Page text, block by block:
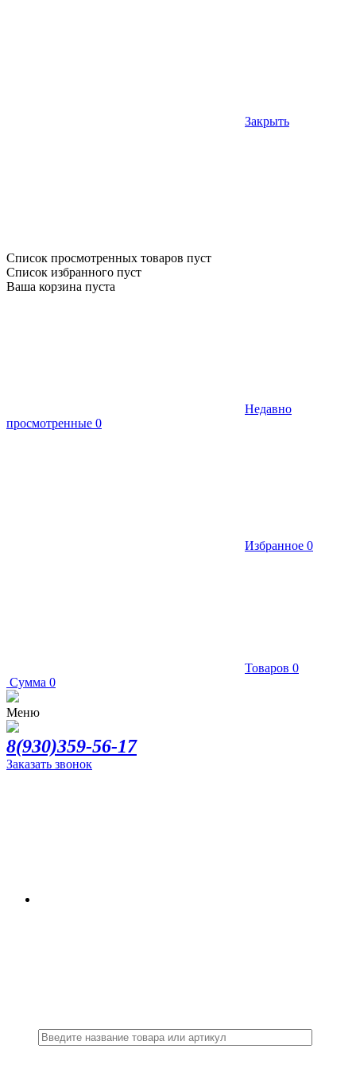
Закрыть
Список просмотренных товаров пуст
Список избранного пуст
Ваша корзина пуста
Недавно
просмотренные 0
Избранное 0
Товаров 0
Сумма 0
Меню
8(930)359-56-17
Заказать звонок